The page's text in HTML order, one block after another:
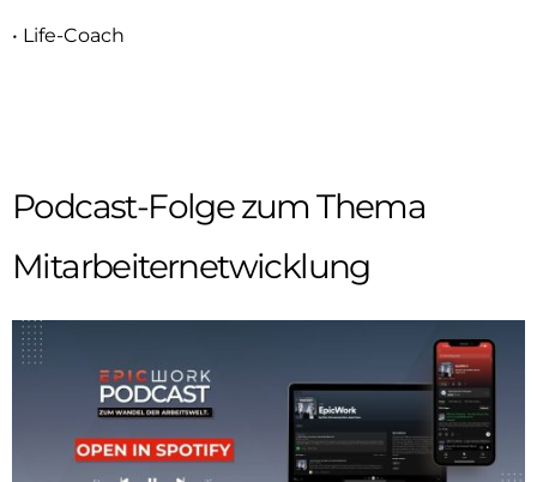
• Life-Coach
Podcast-Folge zum Thema
Mitarbeiternetwicklung